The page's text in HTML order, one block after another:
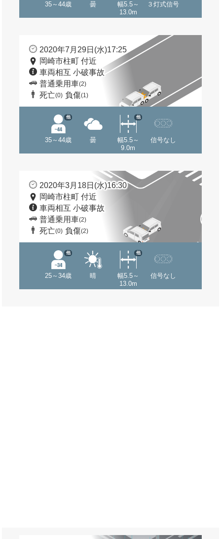
35～44歳 曇
幅5.5～
13.0m
３灯式信号
2020年7月29日(水)17:25
岡崎市柱町 付近
車両相互 小破事故
普通乗用車(2)
死亡(0) 負傷(1)
35～44歳
他
曇
幅5.5～
9.0m
他
信号なし
2020年3月18日(水)16:30
岡崎市柱町 付近
車両相互 小破事故
普通乗用車(2)
死亡(0) 負傷(2)
25～34歳
他
晴
幅5.5～
13.0m
他
信号なし